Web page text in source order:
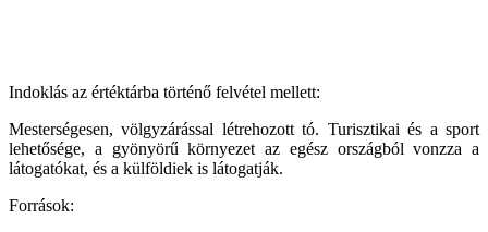
Indoklás az értéktárba történő felvétel mellett:
Mesterségesen, völgyzárással létrehozott tó. Turisztikai és a sport
lehetősége, a gyönyörű környezet az egész országból vonzza a
látogatókat, és a külföldiek is látogatják.
Források: